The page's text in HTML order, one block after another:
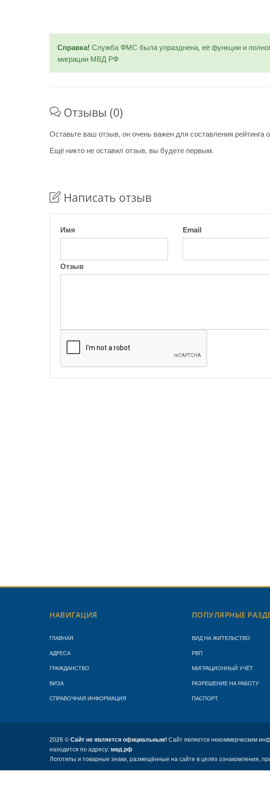
Справка! Служба ФМС была упразднена, её функции и
миграции МВД РФ
Отзывы (0)
Оставьте ваш отзыв, он очень важен для составления рейтинга
Ещё никто не оставил отзыв, вы будете первым.
Написать отзыв
Имя Email
Отзыв
НАВИГАЦИЯ
ГЛАВНАЯ
АДРЕСА
ГРАЖДАНСТВО
ВИЗА
СПРАВОЧНАЯ ИНФОРМАЦИЯ
ПОПУЛЯРНЫЕ
ВИД НА ЖИТЕЛЬСТВО
РВП
МИГРАЦИОННЫЙ УЧЁТ
РАЗРЕШЕНИЕ НА РАБОТУ
ПАСПОРТ
2026 ©Сайт не является официальным! Сайт является некоммерческим
находится по адресу:мвд.рф
Логотипы и товарные знаки, размещённые на сайте в целях ознакомления,